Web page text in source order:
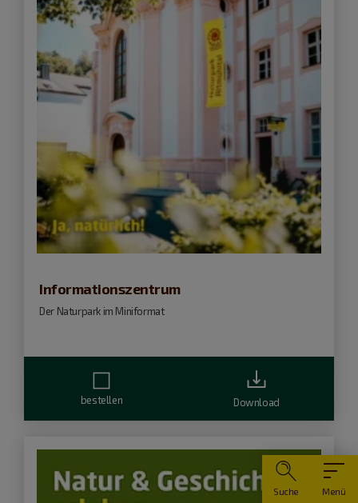
Menü
Suche
Informationszentrum
Der Naturpark im Miniformat
bestellen Download